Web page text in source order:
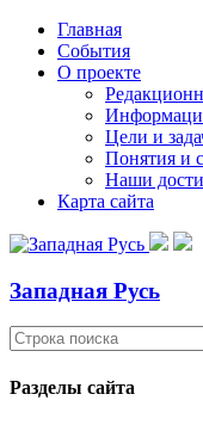
Главная
События
О проекте
Цели и
Понятия и
Наши
Карта сайта
Западная Русь
Разделы сайта